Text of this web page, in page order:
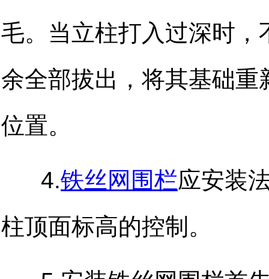
毛。当立柱打入过深时
余全部拔出，将其基础
位置。
4.铁丝网围栏应安装
柱顶面标高的控制。